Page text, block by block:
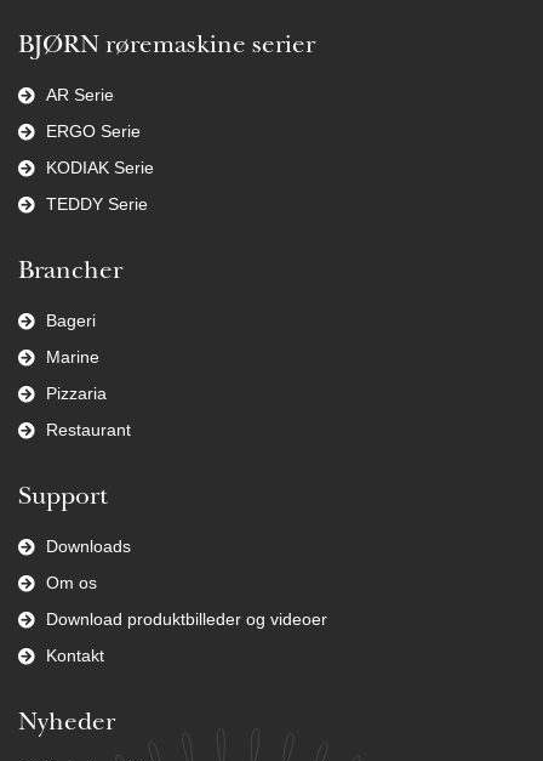
BJØRN røremaskine serier
AR Serie
ERGO Serie
KODIAK Serie
TEDDY Serie
Brancher
Bageri
Marine
Pizzaria
Restaurant
Support
Downloads
Om os
Download produktbilleder og videoer
Kontakt
Nyheder